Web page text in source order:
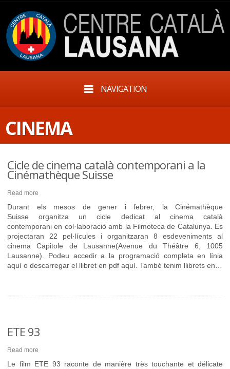
NAVIGATION
CINEMA
Cicle de cinema català contemporani a la
Cinémathèque Suisse
Read more
Durant els mesos de gener i febrer, la Cinémathèque
Suisse organitza un cicle dedicat al cinema català
contemporani en col·laboració amb la Filmoteca de Catalunya. Es
projectaran 22 pel·lícules i organitzaran 8 esdeveniments al
cinema Capitole de Lausanne(Avenue du Théâtre 6, 1005
Lausanne). Podeu accedir a la programació completa en línia
aquí o descarregar el llibret en pdf aquí. També tenim llibrets en…
ETE 93
Read more
Le film ETE 93 raconte de manière très touchante et délicate